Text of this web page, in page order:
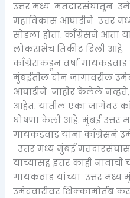
उत्तर मध्य मतदारसंघातून
महाविकास आघाडीने उत्तर
सोडला होता. काँग्रेसने आता
लोकसभेचं तिकीट दिली आहे.
काँग्रेसकडून वर्षा गायकडवाड
मुंबईतील दोन जागावरील
आघाडीने जाहीर केलेले नव्हते,
आहेत. यातील एका जागेवर
घोषणा केली आहे. मुंबई उत्तर
गायकडवाड यांना काँग्रेसने
उत्तर मध्य मुंबई
यांच्यासह इतर काही नावांची
गायकवाड यांच्या उत्तर मध्य
उमेदवारीवर शिक्कामोर्तब